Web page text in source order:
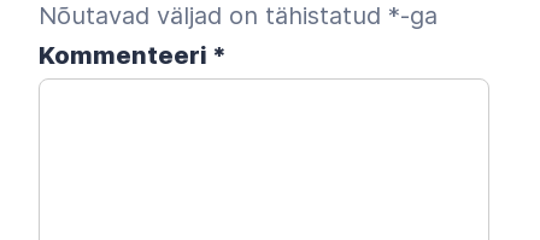
Nõutavad väljad on tähistatud *-ga
Kommenteeri *